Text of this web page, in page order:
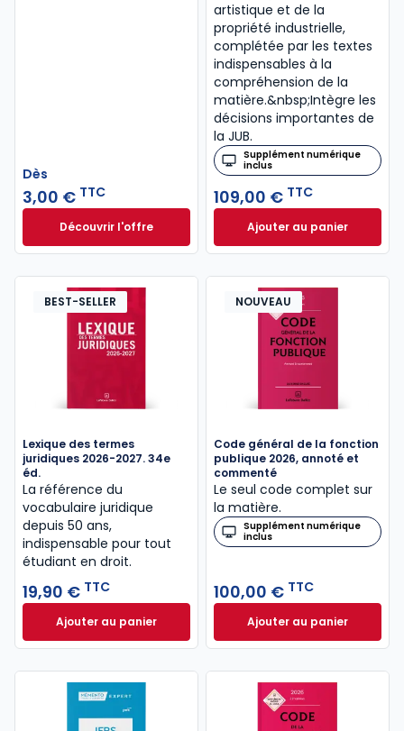
Dès
3,00 € TTC
Découvrir l'offreLe code du cycliste. 3e éd. à partir de
Dès
artistique et de la
propriété industrielle,
complétée par les textes
indispensables à la
compréhension de la
matière.&nbsp;Intègre les
décisions importantes de
la JUB.
Supplément numérique
inclus
109,00 € TTC
Ajouter au panier
Code de la
BEST-SELLER
Lexique des termes
juridiques 2026-2027. 34e
éd.
La référence du
vocabulaire juridique
depuis 50 ans,
indispensable pour tout
étudiant en droit.​
19,90 € TTC
Ajouter au panierLexique des termes juridiques 2026-2027. 34e éd. à
NOUVEAU
Code général de la fonction
publique 2026, annoté et
commenté
Le seul code complet sur
la matière.
Supplément numérique
inclus
100,00 € TTC
Ajouter au panier
Code général de